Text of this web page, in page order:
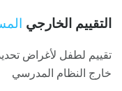
التقييم الخارجي
تقييم لطفل لأغراض
خارج النظام المدرسي